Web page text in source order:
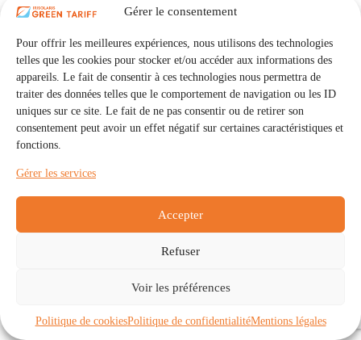
Gérer le consentement
Pour offrir les meilleures expériences, nous utilisons des technologies
telles que les cookies pour stocker et/ou accéder aux informations des
appareils. Le fait de consentir à ces technologies nous permettra de
traiter des données telles que le comportement de navigation ou les ID
uniques sur ce site. Le fait de ne pas consentir ou de retirer son
consentement peut avoir un effet négatif sur certaines caractéristiques et
fonctions.
Gérer les services
Accepter
Refuser
Voir les préférences
Politique de cookiesPolitique de confidentialitéMentions légales
Communautés
À propos
Politique de cookies (UE)